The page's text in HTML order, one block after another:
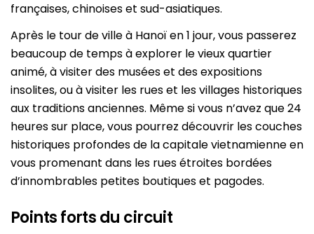
françaises, chinoises et sud-asiatiques.
Après le tour de ville à Hanoï en 1 jour, vous passerez
beaucoup de temps à explorer le vieux quartier
animé, à visiter des musées et des expositions
insolites, ou à visiter les rues et les villages historiques
aux traditions anciennes. Même si vous n’avez que 24
heures sur place, vous pourrez découvrir les couches
historiques profondes de la capitale vietnamienne en
vous promenant dans les rues étroites bordées
d’innombrables petites boutiques et pagodes.
Points forts du circuit